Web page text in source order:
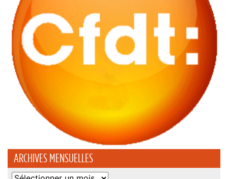
ARCHIVES MENSUELLES